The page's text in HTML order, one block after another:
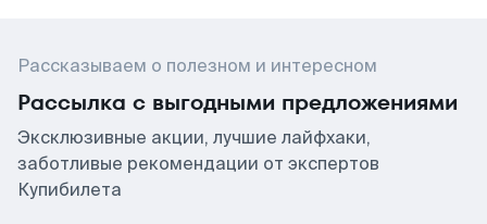
Рассказываем о полезном и интересном
Рассылка с выгодными предложениями
Эксклюзивные акции, лучшие лайфхаки,
заботливые рекомендации от экспертов
Купибилета